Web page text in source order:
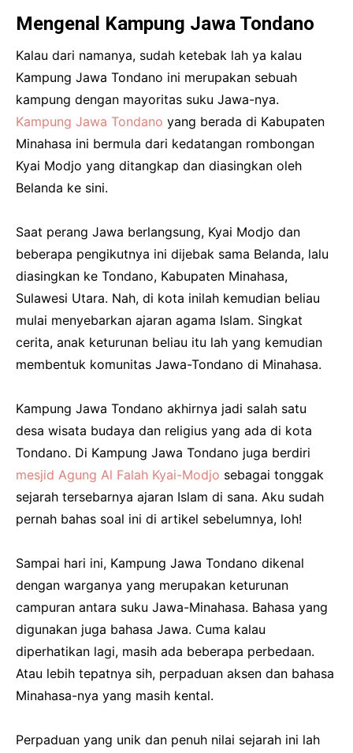
Mengenal Kampung Jawa Tondano
Kalau dari namanya, sudah ketebak lah ya kalau
Kampung Jawa Tondano ini merupakan sebuah
kampung dengan mayoritas suku Jawa-nya.
Kampung Jawa Tondano yang berada di Kabupaten
Minahasa ini bermula dari kedatangan rombongan
Kyai Modjo yang ditangkap dan diasingkan oleh
Belanda ke sini.
Saat perang Jawa berlangsung, Kyai Modjo dan
beberapa pengikutnya ini dijebak sama Belanda, lalu
diasingkan ke Tondano, Kabupaten Minahasa,
Sulawesi Utara. Nah, di kota inilah kemudian beliau
mulai menyebarkan ajaran agama Islam. Singkat
cerita, anak keturunan beliau itu lah yang kemudian
membentuk komunitas Jawa-Tondano di Minahasa.
Kampung Jawa Tondano akhirnya jadi salah satu
desa wisata budaya dan religius yang ada di kota
Tondano. Di Kampung Jawa Tondano juga berdiri
mesjid Agung Al Falah Kyai-Modjo sebagai tonggak
sejarah tersebarnya ajaran Islam di sana. Aku sudah
pernah bahas soal ini di artikel sebelumnya, loh!
Sampai hari ini, Kampung Jawa Tondano dikenal
dengan warganya yang merupakan keturunan
campuran antara suku Jawa-Minahasa. Bahasa yang
digunakan juga bahasa Jawa. Cuma kalau
diperhatikan lagi, masih ada beberapa perbedaan.
Atau lebih tepatnya sih, perpaduan aksen dan bahasa
Minahasa-nya yang masih kental.
Perpaduan yang unik dan penuh nilai sejarah ini lah